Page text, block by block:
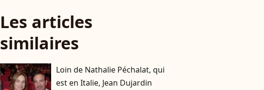
Les articles
similaires
Loin de Nathalie Péchalat, qui
est en Italie, Jean Dujardin